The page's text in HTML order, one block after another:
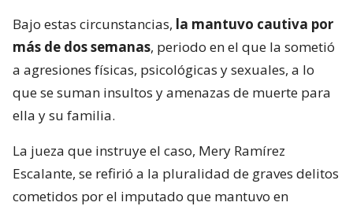
Bajo estas circunstancias, la mantuvo cautiva por
más de dos semanas, periodo en el que la sometió
a agresiones físicas, psicológicas y sexuales, a lo
que se suman insultos y amenazas de muerte para
ella y su familia.
La jueza que instruye el caso, Mery Ramírez
Escalante, se refirió a la pluralidad de graves delitos
cometidos por el imputado que mantuvo en